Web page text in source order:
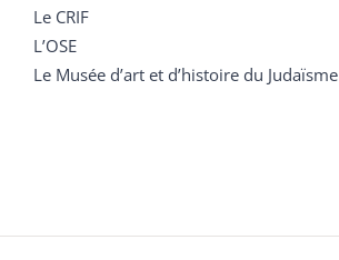
Le CRIF
L’OSE
Le Musée d’art et d’histoire du Judaïsme